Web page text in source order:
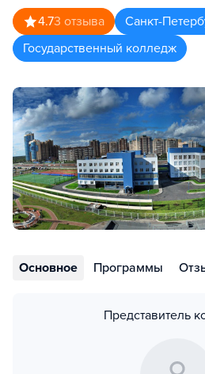
4.73 отзыва
Санкт-
Государственный колледж
Основное Программы
Представитель